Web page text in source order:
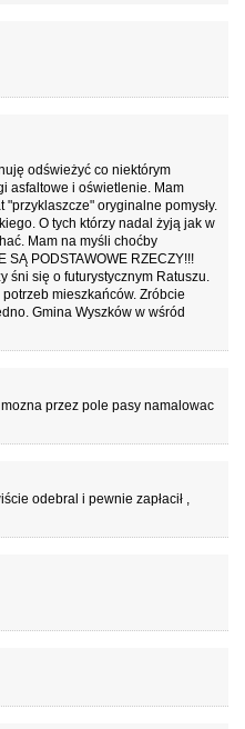
odświeżyć co niektórym
asfaltowe i oświetlenie. Mam
oryginalne pomysły.
O tych którzy nadal żyją jak w
Mam na myśli choćby
SĄ PODSTAWOWE RZECZY!!!
śni się o futurystycznym Ratuszu.
mieszkańców. Zróbcie
Gmina Wyszków w wśród
przez pole pasy namalowac
odebral i pewnie zapłacił ,